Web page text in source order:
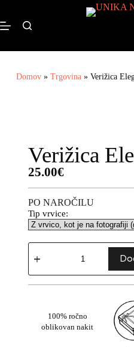
Domov» Trgovina» Verižica
Verižica
25.00€
PO NAROČILU
Tip vrvice:
100% ročno
oblikovan nakit